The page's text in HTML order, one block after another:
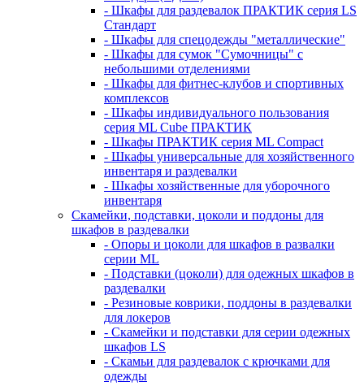
- Шкафы для раздевалок ПРАКТИК серия LS
Стандарт
- Шкафы для спецодежды "металлические"
- Шкафы для сумок "Сумочницы" с
небольшими отделениями
- Шкафы для фитнес-клубов и спортивных
комплексов
- Шкафы индивидуального пользования
серия ML Cube ПРАКТИК
- Шкафы ПРАКТИК серия ML Compact
- Шкафы универсальные для хозяйственного
инвентаря и раздевалки
- Шкафы хозяйственные для уборочного
инвентаря
Скамейки, подставки, цоколи и поддоны для
шкафов в раздевалки
- Опоры и цоколи для шкафов в развалки
серии ML
- Подставки (цоколи) для одежных шкафов в
раздевалки
- Резиновые коврики, поддоны в раздевалки
для локеров
- Скамейки и подставки для серии одежных
шкафов LS
- Скамьи для раздевалок с крючками для
одежды